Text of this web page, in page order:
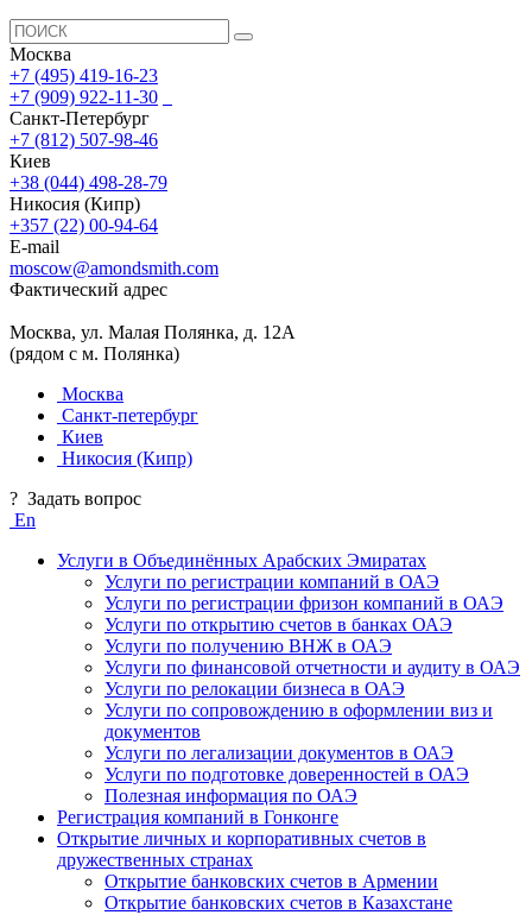
Москва
+7 (495) 419-16-23
+7 (909) 922-11-30
Санкт-Петербург
+7 (812) 507-98-46
Киев
+38 (044) 498-28-79
Никосия (Кипр)
+357 (22) 00-94-64
E-mail
moscow@amondsmith.com
Фактический адрес
Москва, ул. Малая Полянка, д. 12А
(рядом с м. Полянка)
Москва
Санкт-петербург
Киев
Никосия (Кипр)
? Задать вопрос
En
Услуги в Объединённых Арабских Эмиратах
Услуги по регистрации компаний в ОАЭ
Услуги по регистрации фризон компаний в ОАЭ
Услуги по открытию счетов в банках ОАЭ
Услуги по получению ВНЖ в ОАЭ
Услуги по финансовой отчетности и аудиту в ОАЭ
Услуги по релокации бизнеса в ОАЭ
Услуги по сопровождению в оформлении виз и
документов
Услуги по легализации документов в ОАЭ
Услуги по подготовке доверенностей в ОАЭ
Полезная информация по ОАЭ
Регистрация компаний в Гонконге
Открытие личных и корпоративных счетов в
дружественных странах
Открытие банковских счетов в Армении
Открытие банковских счетов в Казахстане